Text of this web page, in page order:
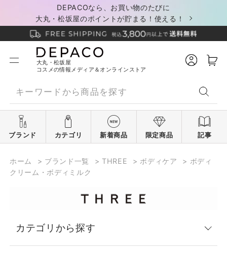
DEPACOなら、お買い物のたびに
大丸・松坂屋のポイントが貯まる！使える！
大丸・松坂屋
コスメの情報メディア＆オンラインストア
ブランド カテゴリ 新着商品 限定商品 記事
ホーム > ブランド一覧 > THREE > ボディケア > ボディ
クリーム・ボディミルク
カテゴリから探す